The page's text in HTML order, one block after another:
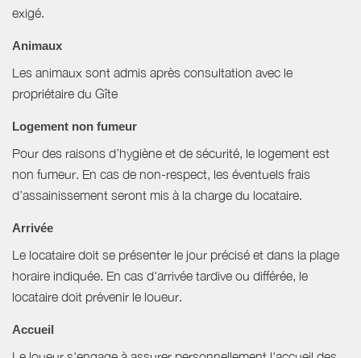
exigé.
Animaux
Les animaux sont admis après consultation avec le
propriétaire du Gîte
Logement non fumeur
Pour des raisons d’hygiène et de sécurité, le logement est
non fumeur. En cas de non-respect, les éventuels frais
d’assainissement seront mis à la charge du locataire.
Arrivée
Le locataire doit se présenter le jour précisé et dans la plage
horaire indiquée. En cas d'arrivée tardive ou différée, le
locataire doit prévenir le loueur.
Accueil